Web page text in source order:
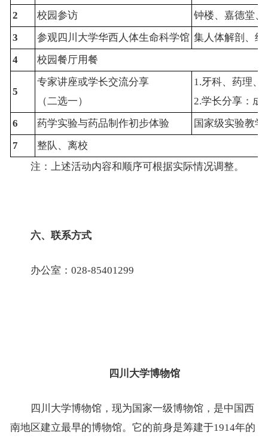
2 校园参访
钟楼、嘉德堂
3
参观四川大学华西人体生命科学馆 集人体解剖、
4
校园餐厅用餐
5
专家讲座或学长交流分享
（二选一）
1.牙科、药理、
2.学长分享：成
6
药学实验与药品制作初步体验
国家级实验教
7
整队、离校
注：上述活动内容和顺序可根据实际情况调整。
六、 联系方式
办公室：028-85401299
四川大学博物馆
四川大学博物馆，现为国家一级博物馆，是中国西
南地区建立最早的博物馆。它的前身是筹建于1914年的